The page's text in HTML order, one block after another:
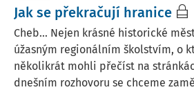
Jak se překračují hranice
Cheb... Nejen krásné historické
úžasným regionálním školstvím, o
několikrát mohli přečíst na
dnešním rozhovoru se chceme